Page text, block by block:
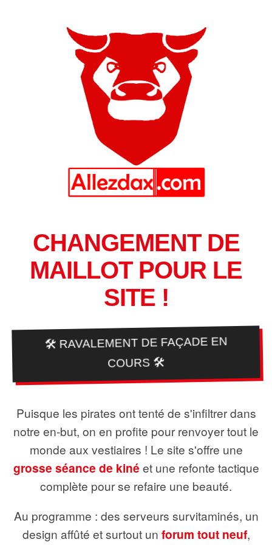
CHANGEMENT DE
MAILLOT POUR LE
SITE !
🛠️ RAVALEMENT DE FAÇADE EN
COURS 🛠️
Puisque les pirates ont tenté de s'infiltrer dans
notre en-but, on en profite pour renvoyer tout le
monde aux vestiaires ! Le site s'offre une
grosse séance de kiné et une refonte tactique
complète pour se refaire une beauté.
Au programme : des serveurs survitaminés, un
design affûté et surtout un forum tout neuf,